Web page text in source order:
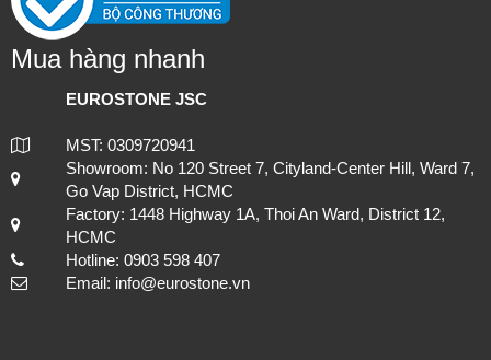
Mua hàng nhanh
EUROSTONE JSC
MST: 0309720941
Showroom: No 120 Street 7, Cityland-Center Hill, Ward 7,
Go Vap District, HCMC
Factory: 1448 Highway 1A, Thoi An Ward, District 12,
HCMC
Hotline: 0903 598 407
Email: info@eurostone.vn